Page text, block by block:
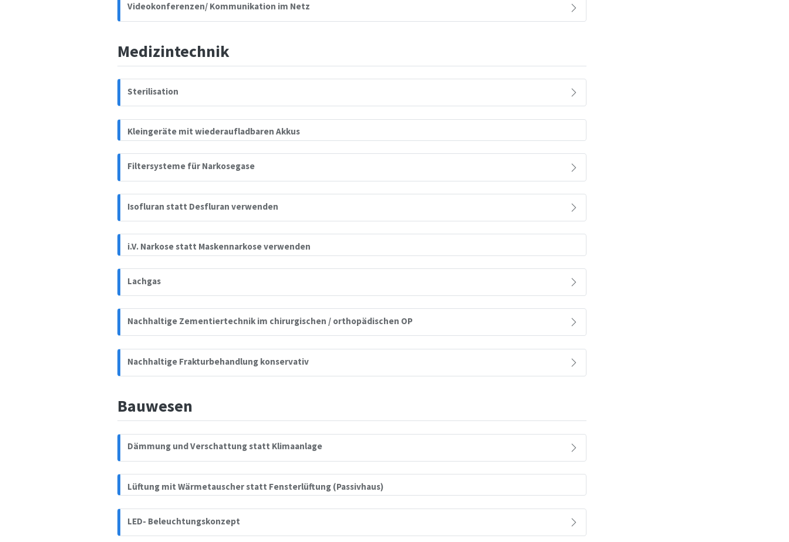
Videokonferenzen/ Kommunikation im Netz
Medizintechnik
Sterilisation
Kleingeräte mit wiederaufladbaren Akkus
Filtersysteme für Narkosegase
Isofluran statt Desfluran verwenden
i.V. Narkose statt Maskennarkose verwenden
Lachgas
Nachhaltige Zementiertechnik im chirurgischen / orthopädischen OP
Nachhaltige Frakturbehandlung konservativ
Bauwesen
Dämmung und Verschattung statt Klimaanlage
Lüftung mit Wärmetauscher statt Fensterlüftung (Passivhaus)
LED- Beleuchtungskonzept